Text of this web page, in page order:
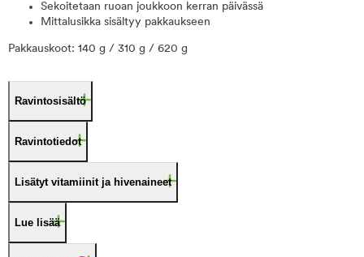
Sekoitetaan ruoan joukkoon kerran päivässä
Mittalusikka sisältyy pakkaukseen
Pakkauskoot: 140 g / 310 g / 620 g
Ravintosisältö
Ravintotiedot
Lisätyt vitamiinit ja hivenaineet
Lue lisää